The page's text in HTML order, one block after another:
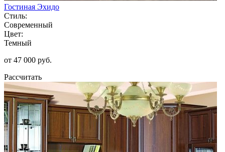
Гостиная Эхидо
Стиль:
Современный
Цвет:
Темный
от 47 000 руб.
Рассчитать